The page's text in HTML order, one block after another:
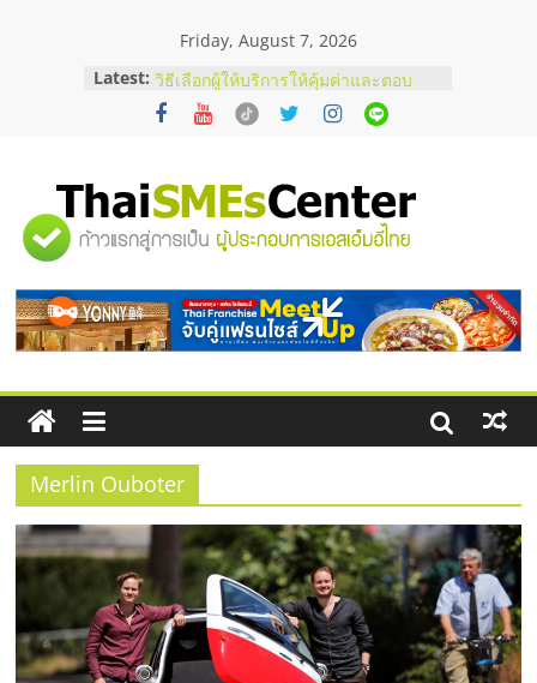
Friday, August 7, 2026
Latest: บริษัท Cybersecurity ในไทยที่ไหนดี?
วิธีเลือกผู้ให้บริการให้คุ้มค่าและตอบ
โจทย์ธุรกิจ
สัมมนาออนไลน์ โอกาสบริหารสถานี
บริการน้ำมัน Shell
สัมมนาลงทุน แฟรนไชส์ยอนนี่
ไชส์ ครั้งที่ 8
ร้านเครื่องเสียงคุณภาพสูง พร้อม
โซลูชันระบบภาพและเสียง
"ศูนย์
รวม
ข้อมูล
ธุรกิจ
SME
แห่ง
ประเทศไทย,
Merlin Ouboter